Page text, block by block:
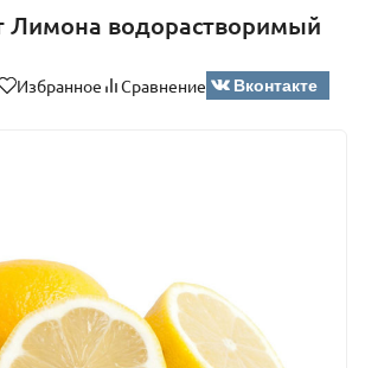
Лимона водорастворимый
Избранное Сравнение Вконтакте